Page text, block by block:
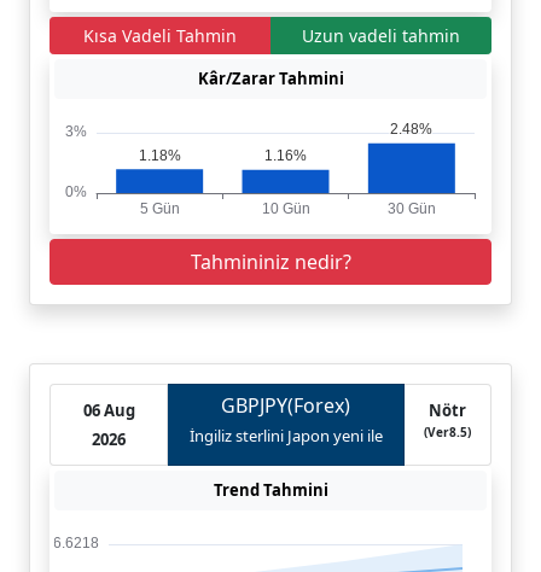
Kısa Vadeli Tahmin Uzun vadeli tahmin
Kâr/Zarar Tahmini
Tahmininiz nedir?
06 Aug
2026
GBPJPY(Forex)
İngiliz sterlini Japon yeni ile
Nötr
(Ver8.5)
Trend Tahmini